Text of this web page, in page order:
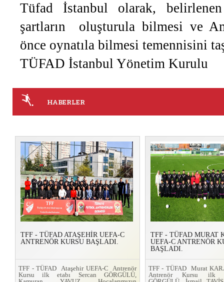
Tüfad İstanbul olarak,
şartların oluşturula bilmesi ve
önce oynatıla bilmesi temennisini
TÜFAD İstanbul Yönetim Kurulu
HABERLER
TFF - TÜFAD ATAŞEHİR UEFA-C
ANTRENÖR KURSU BAŞLADI.
TFF - TÜFAD Ataşehir UEFA-C Antrenör
Kursu ilk etabı Sercan GÖRGÜLÜ,
TFF - TÜFAD MURAT
UEFA-C ANTRENÖR
BAŞLADI.
TFF - TÜFAD Murat
Antrenör Kursu ilk